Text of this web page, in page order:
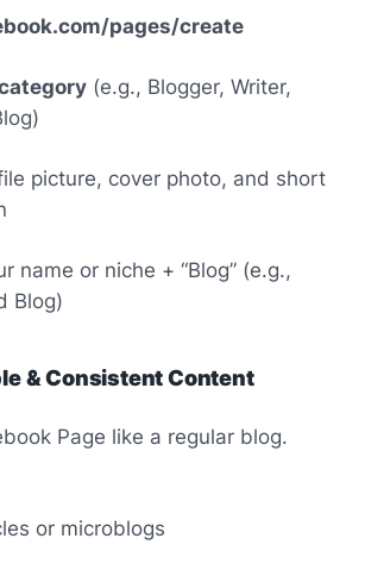
pages/create
(e.g., Blogger, Writer,
picture, cover photo, and short
name or niche + “Blog” (e.g.,
Blog)
& Consistent Content
Page like a regular blog.
or microblogs